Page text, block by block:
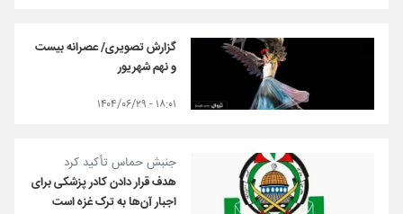
گزارش تصویری/ عصرانه بیست
و نهم شهریور
۱۸:۰۱ - ۱۴۰۴/۰۶/۲۹
جنبش حماس تأکید کرد
هدف قرار دادن کادر پزشکی برای
اجبار آن‌ها به ترک غزه است